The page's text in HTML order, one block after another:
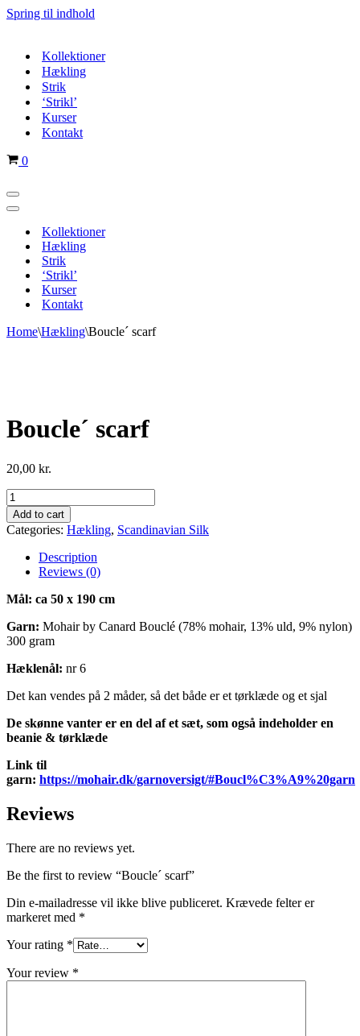
Spring til indhold
Kollektioner
Hækling
Strik
‘Strikl’
Kurser
Kontakt
Indkøbskurv
0
Navigation
menu
Navigation
Kollektioner
Hækling
Strik
‘Strikl’
Kurser
Kontakt
Home\Hækling\Boucle´ scarf
Boucle´ scarf
20,00 kr.
Boucle
´
scarf
quantity
Add to cart
Categories: Hækling, Scandinavian Silk
Description
Reviews (0)
Mål: ca 50 x 190 cm
Garn: Mohair by Canard Bouclé (78% mohair, 13% uld, 9% nylon)
300 gram
Hæklenål: nr 6
Det kan vendes på 2 måder, så det både er et tørklæde og et sjal
De skønne vanter er en del af et sæt, som også indeholder en
beanie & tørklæde
Link til
garn: https://mohair.dk/garnoversigt/#Boucl%C3%A9%20garn
Reviews
There are no reviews yet.
Be the first to review “Boucle´ scarf”
Din e-mailadresse vil ikke blive publiceret. Krævede felter er
markeret med *
Your rating *
Your review *